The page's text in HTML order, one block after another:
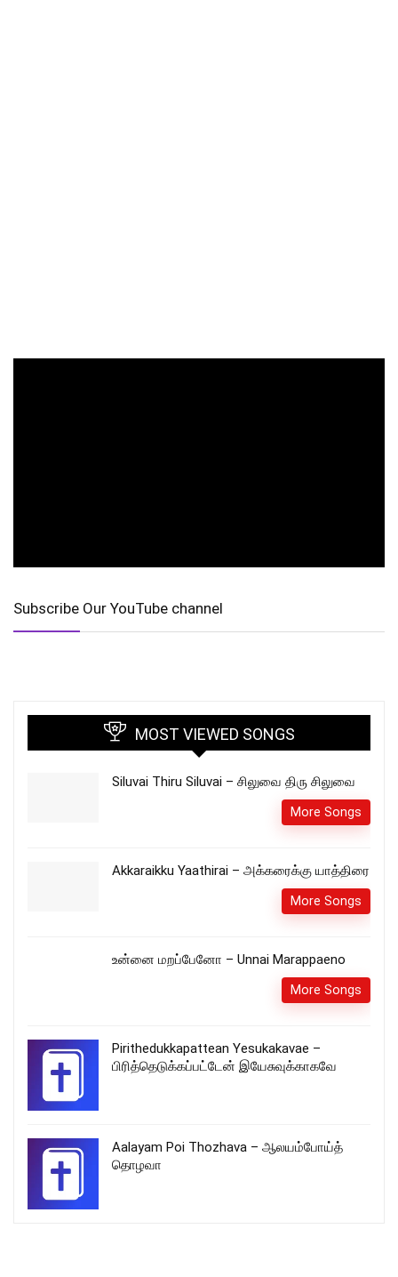
Subscribe Our YouTube channel
MOST VIEWED SONGS
Siluvai Thiru Siluvai – சிலுவை திரு சிலுவை
More Songs
Akkaraikku Yaathirai – அக்கரைக்கு யாத்திரை
More Songs
உன்னை மறப்பேனோ – Unnai Marappaeno
More Songs
Pirithedukkapattean Yesukakavae –
பிரித்தெடுக்கப்பட்டேன் இயேசுவுக்காகவே
Aalayam Poi Thozhava – ஆலயம்போய்த்
தொழவா